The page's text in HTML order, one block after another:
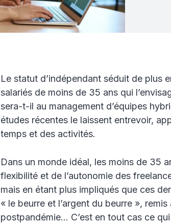
Le statut d’indépendant séduit de plus
salariés de moins de 35 ans qui
sera-t-il au management d’équipes
études récentes le laissent entrevoir,
temps et des activités.
Dans un monde idéal, les moins de 35
flexibilité et de l’autonomie des
mais en étant plus impliqués que ces
« le beurre et l’argent du beurre »,
postpandémie… C’est en tout cas ce qui